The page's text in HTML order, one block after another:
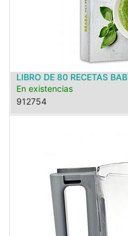
LIBRO DE 80 RECETAS
En existencias
912754